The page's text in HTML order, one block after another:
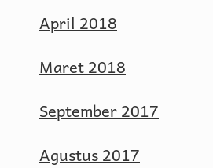
April 2018
Maret 2018
September 2017
Agustus 2017